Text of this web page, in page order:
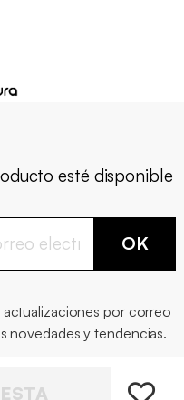
esté disponible
OK
actualizaciones por correo
novedades y tendencias.